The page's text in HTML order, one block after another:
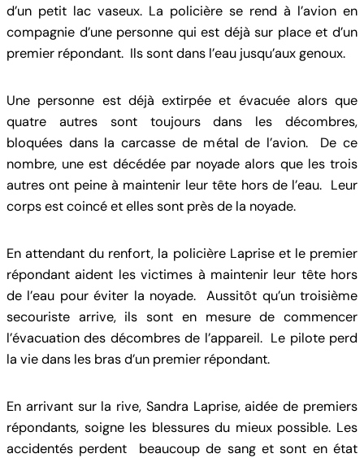
d’un petit lac vaseux. La policière se rend à l’avion en
compagnie d’une personne qui est déjà sur place et d’un
premier répondant. Ils sont dans l’eau jusqu’aux genoux.
Une personne est déjà extirpée et évacuée alors que
quatre autres sont toujours dans les décombres,
bloquées dans la carcasse de métal de l’avion. De ce
nombre, une est décédée par noyade alors que les trois
autres ont peine à maintenir leur tête hors de l’eau. Leur
corps est coincé et elles sont près de la noyade.
En attendant du renfort, la policière Laprise et le premier
répondant aident les victimes à maintenir leur tête hors
de l’eau pour éviter la noyade. Aussitôt qu’un troisième
secouriste arrive, ils sont en mesure de commencer
l’évacuation des décombres de l’appareil. Le pilote perd
la vie dans les bras d’un premier répondant.
En arrivant sur la rive, Sandra Laprise, aidée de premiers
répondants, soigne les blessures du mieux possible. Les
accidentés perdent beaucoup de sang et sont en état